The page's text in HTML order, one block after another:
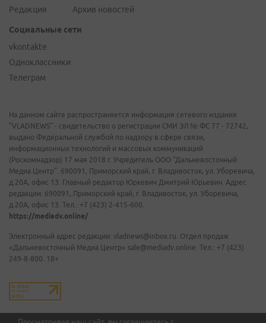
Редакция
Архив новостей
Социальные сети
vkontakte
Одноклассники
Телеграм
На данном сайте распространяется информация сетевого издания
"VLADNEWS" - свидетельство о регистрации СМИ ЭЛ № ФС 77 - 72742,
выдано Федеральной службой по надзору в сфере связи,
информационных технологий и массовых коммуникаций
(Роскомнадзор) 17 мая 2018 г. Учредитель ООО "Дальневосточный
Медиа Центр". 690091, Приморский край, г. Владивосток, ул. Уборевича,
д.20А, офис 13. Главный редактор Юркевич Дмитрий Юрьевич. Адрес
редакции: 690091, Приморский край, г. Владивосток, ул. Уборевича,
д.20А, офис 13. Тел.: +7 (423) 2-415-600.
https://mediadv.online/
Электронный адрес редакции: vladnews@inbox.ru. Отдел продаж
«Дальневосточный Медиа Центр» sale@mediadv.online. Тел.: +7 (423)
249-8-800. 18+